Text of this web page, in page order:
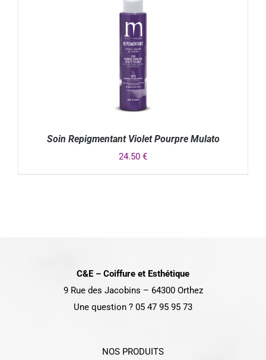
Soin Repigmentant Violet Pourpre Mulato
24.50 €
C&E – Coiffure et Esthétique
9 Rue des Jacobins – 64300 Orthez
Une question ? 05 47 95 95 73
NOS PRODUITS